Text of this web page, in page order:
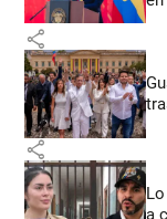
share
share
a